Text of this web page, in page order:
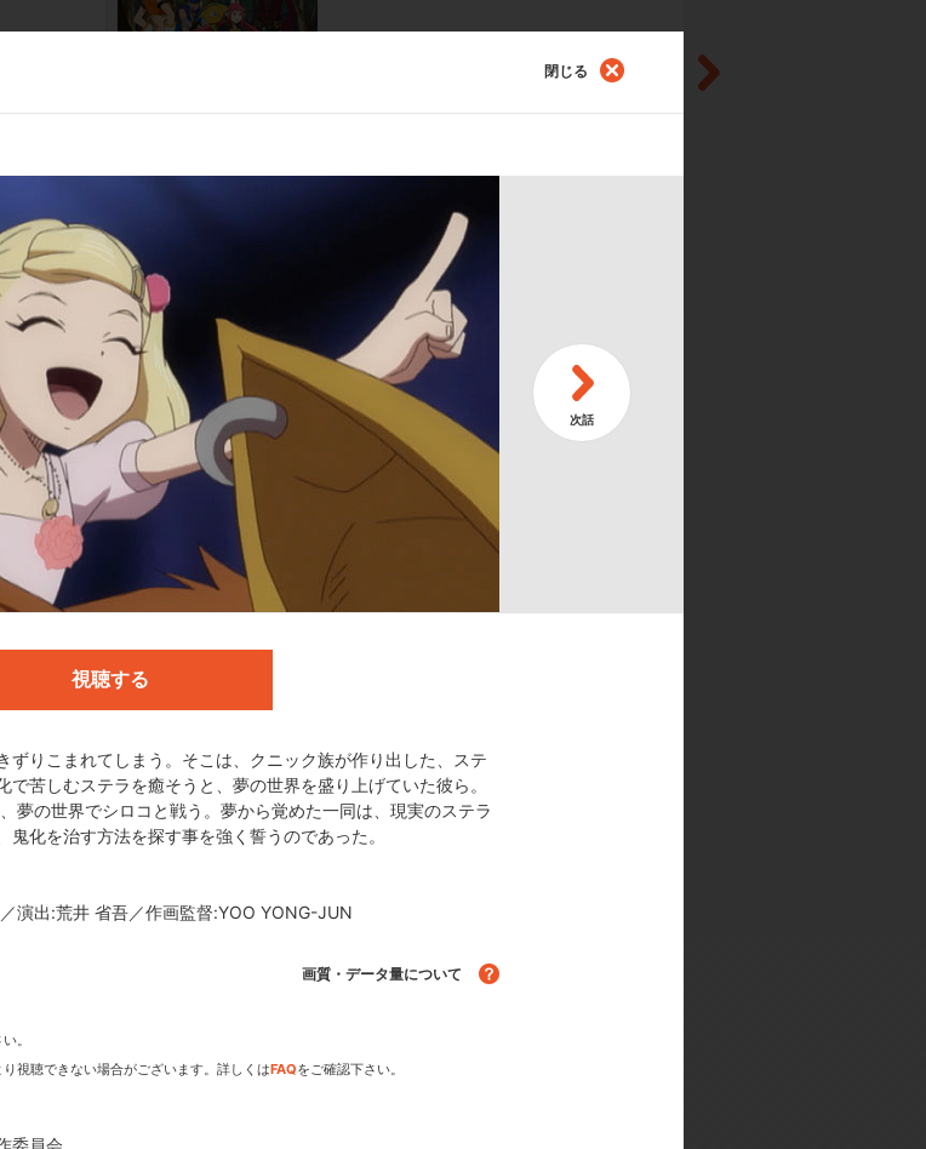
壮絶! メカニック大戦争
守銭奴! 雑貨屋カンナの儲け話
第12話
激突! 魔の稜線(前編)
／カペンシス:鈴村 健一／イクシア・ジュン:辻 あゆみ／ジェダ・ラクスッパ:黒田
／製作:D&F製作委員会
メストアなら
閉じる
視聴する
ずりこまれてしまう。そこは、クニック族が作り出した、ステ
苦しむステラを癒そうと、夢の世界を盛り上げていた彼ら。
夢の世界でシロコと戦う。夢から覚めた一同は、現実のステラ
化を治す方法を探す事を強く誓うのであった。
演出:荒井 省吾／作画監督:YOO YONG-JUN
画質・データ量について
。
視聴できない場合がございます。詳しくはFAQをご確認下さい。
委員会